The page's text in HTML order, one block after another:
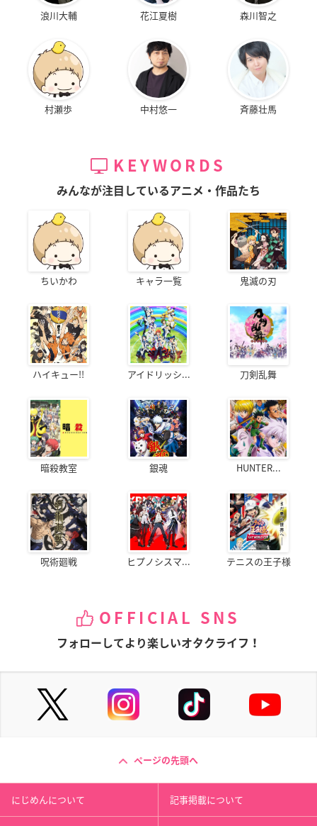
浪川大輔 花江夏樹 森川智之
村瀬歩 中村悠一 斉藤壮馬
KEYWORDS
みんなが注目しているアニメ・作品たち
ちいかわ キャラ一覧 鬼滅の刃
ハイキュー!! アイドリッシ... 刀剣乱舞
暗殺教室 銀魂 HUNTER...
呪術廻戦 ヒプノシスマ... テニスの王子様
OFFICIAL SNS
フォローしてより楽しいオタクライフ！
ページの先頭へ
にじめんについて 記事掲載について